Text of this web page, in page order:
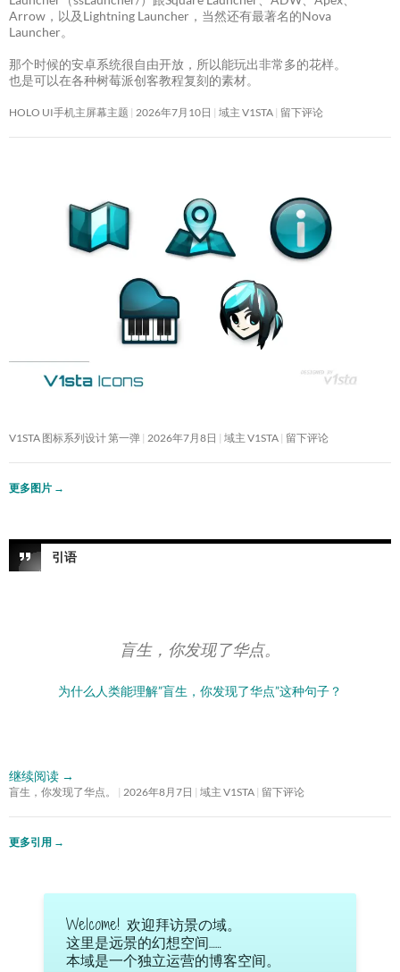
Arrow，以及Lightning Launcher，当然还有最著名的Nova
Launcher。
那个时候的安卓系统很自由开放，所以能玩出非常多的花样。
也是可以在各种树莓派创客教程复刻的素材。
HOLO UI手机主屏幕主题 2026年7月10日 域主 V1STA 留下评论
V1STA 图标系列设计 第一弹 2026年7月8日 域主 V1STA 留下评论
更多图片 →
引语
盲生，你发现了华点。
为什么人类能理解”盲生，你发现了华点”这种句子？
继续阅读 →
盲生，你发现了华点。 2026年8月7日 域主 V1STA 留下评论
更多引用 →
Welcome! 欢迎拜访景の域。
这里是远景的幻想空间……
本域是一个独立运营的博客空间。